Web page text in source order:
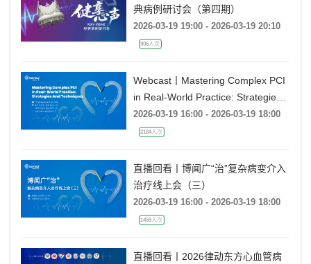
典病例研讨会（第四期）
2026-03-19 19:00 - 2026-03-19 20:10
906人次
Webcast丨Mastering Complex PCI
in Real-World Practice: Strategies
and Techniques
2026-03-19 16:00 - 2026-03-19 18:00
2184人次
直播回看丨博闻广“治”复杂病变介入
治疗线上会（三）
2026-03-19 16:00 - 2026-03-19 18:00
1459人次
直播回看丨2026律动东方心血管病